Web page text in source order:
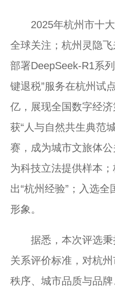
2025年杭州市十大
全球关注；杭州灵隐
部署DeepSeek-R1系
键退税”服务在杭州试
亿，展现全国数字经
获“人与自然共生典范
赛，成为城市文旅体
为科技立法提供样本
出“杭州经验”；入选
形象。
据悉，本次评选秉
关系评价标准，对杭
秩序、城市品质与品